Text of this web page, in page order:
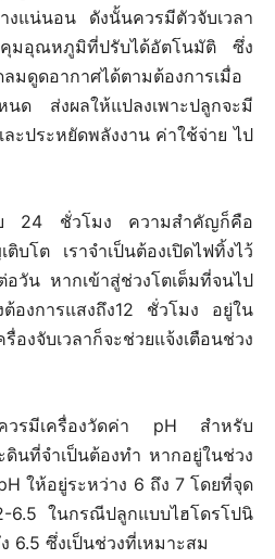
แน่นอน ดังนั้นควรมีตัวจับเวลา
มอุณหภูมิที่ปรับได้อัตโนมัติ ซึ่ง
มดูดอากาศได้ตามต้องการเมื่อ
ด ส่งผลให้แปลงเพาะปลูกจะมี
ประหยัดพลังงาน ค่าใช้จ่าย ไป
บ 24 ชั่วโมง ความสำคัญก็คือ
บโต เราจำเป็นต้องเปิดไฟทิ้งไว้
วัน หากเข้าสู่ช่วงโตเต็มที่จนไป
องการแสงถึง12 ชั่วโมง อยู่ใน
จับเวลาก็จะช่วยแจ้งเตือนช่วง
ควรมีเครื่องวัดค่า pH สำหรับ
นที่จำเป็นต้องทำ หากอยู่ในช่วง
ให้อยู่ระหว่าง 6 ถึง 7 โดยที่จุด
6.5 ในกรณีปลูกแบบไฮโดรโปนิ
6.5 ซึ่งเป็นช่วงที่เหมาะสม